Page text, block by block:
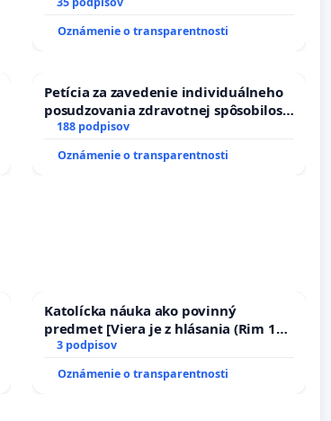
Oznámenie o transparentnosti
Petícia za zavedenie individuálneho
posudzovania zdravotnej spôsobilosti
osôb s diabetom 1. a 2. typu pri
188 podpisov
Oznámenie o transparentnosti
Katolícka náuka ako povinný
predmet [Viera je z hlásania (Rim 10,
17)]
3 podpisov
Oznámenie o transparentnosti